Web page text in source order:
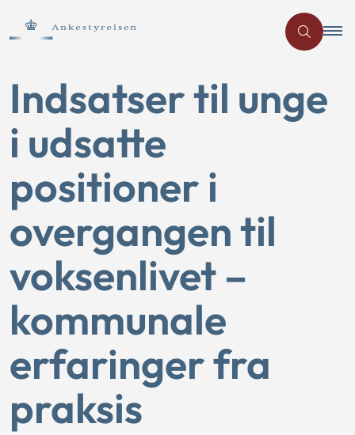
Indsatser til unge
i udsatte
positioner i
overgangen til
voksenlivet –
kommunale
erfaringer fra
praksis